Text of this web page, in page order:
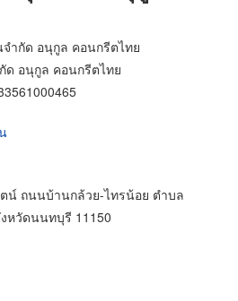
ำกัด อนุกูล คอนกรีตไทย
ด อนุกูล คอนกรีตไทย
น์ ถนนบ้านกล้วย-ไทรน้อย ตำบล
หวัดนนทบุรี 11150